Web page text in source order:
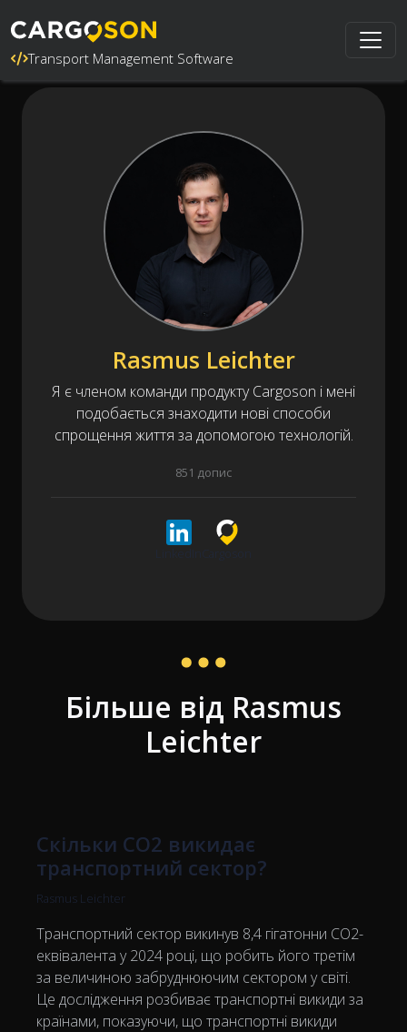
Transport Management Software
Rasmus Leichter
Я є членом команди продукту Cargoson і мені
подобається знаходити нові способи
спрощення життя за допомогою технологій.
851 допис
Більше від Rasmus
Leichter
Скільки CO2 викидає
транспортний сектор?
Rasmus Leichter
Транспортний сектор викинув 8,4 гігатонни CO2-
еквівалента у 2024 році, що робить його третім
за величиною забруднюючим сектором у світі.
Це дослідження розбиває транспортні викиди за
країнами, показуючи, що транспортні викиди